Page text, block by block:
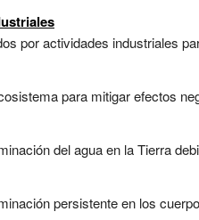
por actividades industriales
para mitigar efectos
del agua en la Tierra
persistente en los